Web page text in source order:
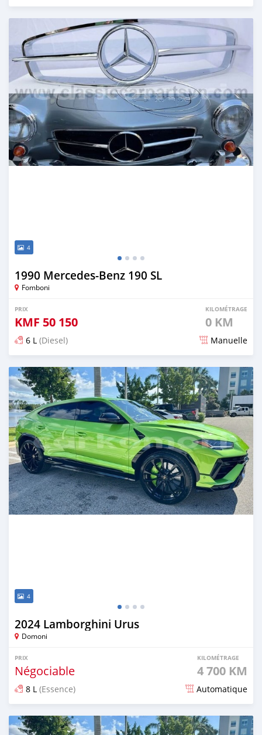
Publié il y a 6 mois
4
1990 Mercedes-Benz 190 SL
Fomboni
PRIX
KMF 50 150
KILOMÉTRAGE
0 KM
6 L (Diesel) Manuelle
Publié il y a 6 mois
4
2024 Lamborghini Urus
Domoni
PRIX
Négociable
KILOMÉTRAGE
4 700 KM
8 L (Essence) Automatique
Publié il y a 6 mois